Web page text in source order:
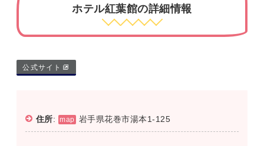
ホテル紅葉館の詳細情報
公式サイト
住所: map 岩手県花巻市湯本1-125